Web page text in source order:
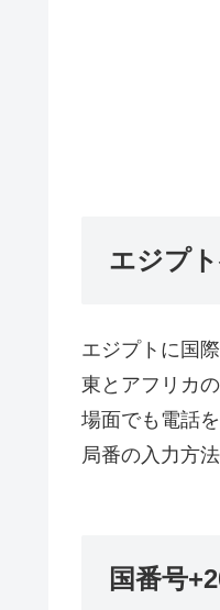
エジプ
エジプトに国
東とアフリカ
場面でも電話
局番の入力方
国番号